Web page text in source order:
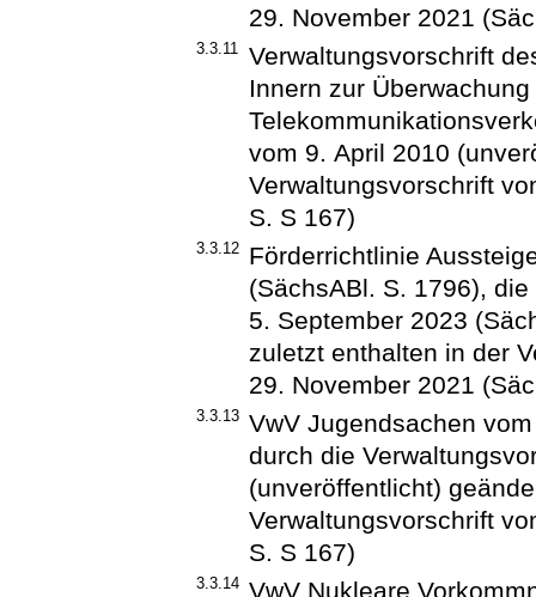
29. November 2021
3.3.11
Verwaltungsvorschrift
Innern zur
vom 9. April 2010
Verwaltungsvorschrift
S. S 167)
3.3.12
Förderrichtlinie
(SächsABl. S. 1796),
5. September 2023
zuletzt enthalten in der
29. November 2021
3.3.13 VwV Jugendsachen
durch die
(unveröffentlicht)
Verwaltungsvorschrift
S. S 167)
3.3.14 VwV Nukleare